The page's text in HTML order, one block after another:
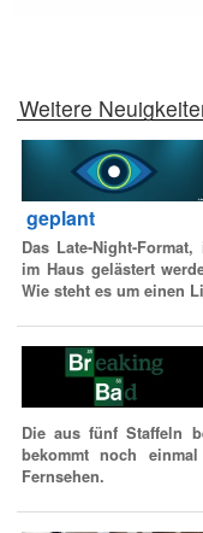
Weitere
geplant
Das Late-Night-
im Haus gelästert
Wie steht es um einen
Die aus fünf Staffeln
bekommt noch
Fernsehen.